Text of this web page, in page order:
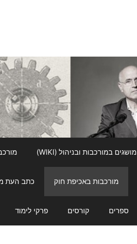
מושגים במורכבות ובניהול (WIKI)
מורכבות באכיפת חוק כתב העת
ספרים קורסים פרקי לימוד